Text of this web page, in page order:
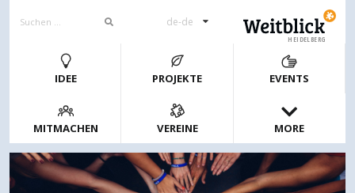
de-de
HEIDELBERG
IDEE PROJEKTE EVENTS
MITMACHEN VEREINE MORE